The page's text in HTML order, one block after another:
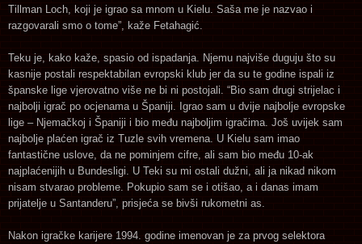
Tillman Loch, koji je igrao sa mnom u Kielu. Saša me je nazvao i
razgovarali smo o tome”, kaže Fetahagić.
Teku je, kako kaže, spasio od ispadanja. Njemu najviše duguju što su
kasnije postali respektabilan evropski klub jer da su te godine ispali iz
španske lige vjerovatno više ne bi ni postojali. “Bio sam drugi strijelac i
najbolji igrač po ocjenama u Španiji. Igrao sam u dvije najbolje evropske
lige – Njemačkoj i Španiji i bio među najboljim igračima. Još uvijek sam
najbolje plaćen igrač iz Tuzle svih vremena. U Kielu sam imao
fantastične uslove, da ne pominjem cifre, ali sam bio među 10-ak
najplaćenijih u Bundesligi. U Teki su mi ostali dužni, ali ja nikad nikom
nisam stvarao probleme. Pokupio sam se i otišao, a i danas imam
prijatelje u Santanderu”, prisjeća se bivši rukometni as.
Nakon igračke karijere 1994. godine imenovan je za prvog selektora